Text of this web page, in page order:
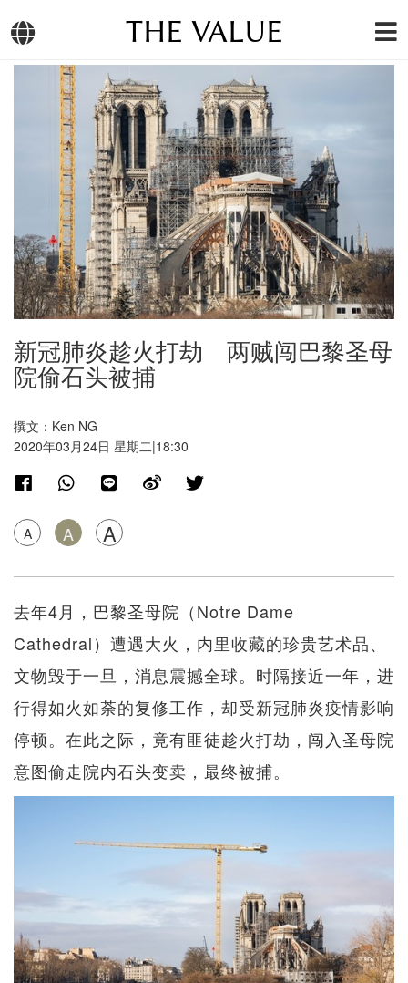
THE VALUE
新冠肺炎趁火打劫 两贼闯巴黎圣母
院偷石头被捕
撰文：Ken NG
2020年03月24日 星期二|18:30
A A A
去年4月，巴黎圣母院（Notre Dame
Cathedral）遭遇大火，内里收藏的珍贵艺术品、
文物毁于一旦，消息震撼全球。时隔接近一年，进
行得如火如荼的复修工作，却受新冠肺炎疫情影响
停顿。在此之际，竟有匪徒趁火打劫，闯入圣母院
意图偷走院内石头变卖，最终被捕。